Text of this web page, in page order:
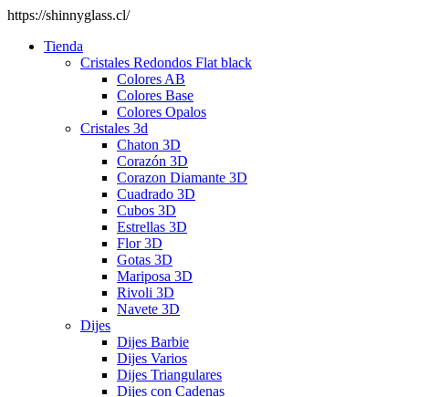
https://shinnyglass.cl/
Tienda
Cristales Redondos Flat black
Colores AB
Colores Base
Colores Opalos
Cristales 3d
Chaton 3D
Corazón 3D
Corazon Diamante 3D
Cuadrado 3D
Cubos 3D
Estrellas 3D
Flor 3D
Gotas 3D
Mariposa 3D
Rivoli 3D
Navete 3D
Dijes
Dijes Barbie
Dijes Varios
Dijes Triangulares
Dijes con Cadenas